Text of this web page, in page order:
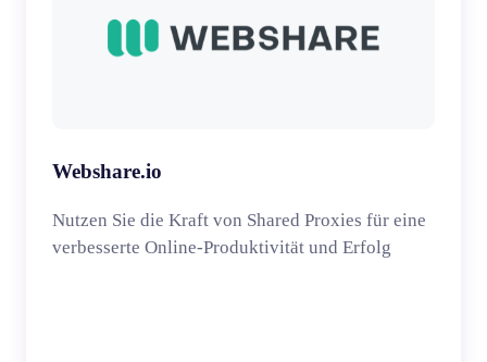
Webshare.io
Nutzen Sie die Kraft von Shared Proxies für eine
verbesserte Online-Produktivität und Erfolg